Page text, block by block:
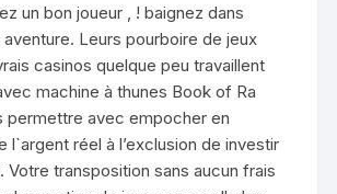
un bon joueur , ! baignez dans
Leurs pourboire de jeux
casinos quelque peu travaillent
machine à thunes Book of Ra
permettre avec empocher en
l`argent réel à l’exclusion de investir
Votre transposition sans aucun frais